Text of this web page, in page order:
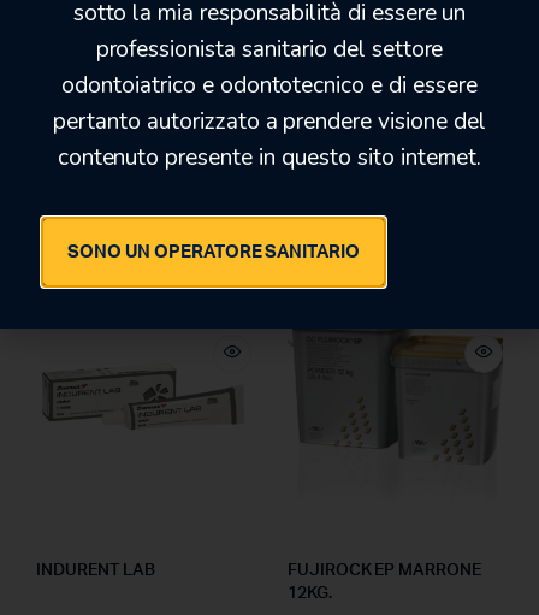
PRIMO ADESIVO per
MOLLOPLAST
24,42€ 17,50
INDURENT LAB
FUJIROCK EP MARRONE
12KG.
sotto la mia responsabilità di essere un
professionista sanitario del settore
odontoiatrico e odontotecnico e di essere
pertanto autorizzato a prendere visione del
contenuto presente in questo sito internet.
SONO UN OPERATORE SANITARIO